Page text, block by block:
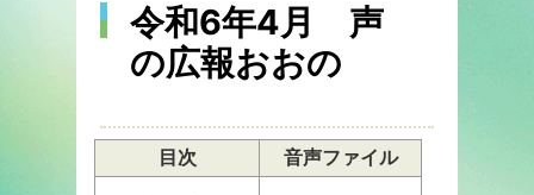
令和6年4月 声
の広報おおの
目次 音声ファイル